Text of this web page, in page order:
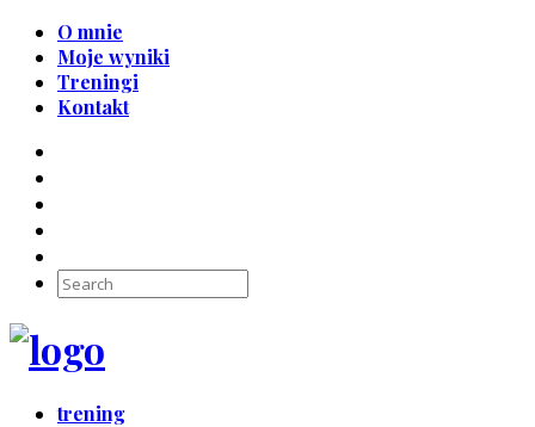
O mnie
Moje wyniki
Treningi
Kontakt
trening